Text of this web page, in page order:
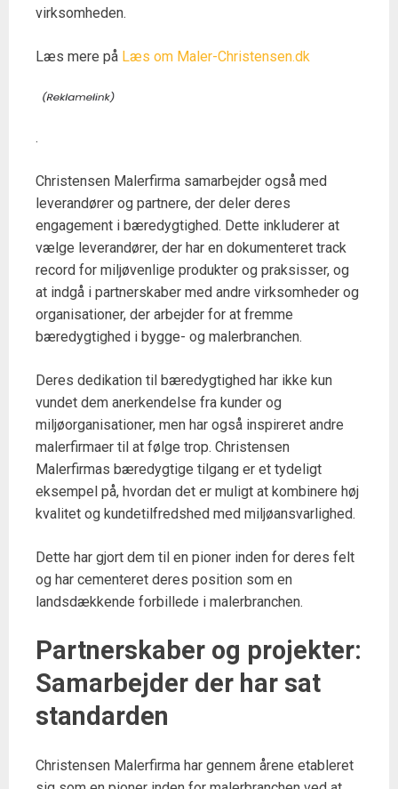
virksomheden.
Læs mere på Læs om Maler-Christensen.dk
.
Christensen Malerfirma samarbejder også med
leverandører og partnere, der deler deres
engagement i bæredygtighed. Dette inkluderer at
vælge leverandører, der har en dokumenteret track
record for miljøvenlige produkter og praksisser, og
at indgå i partnerskaber med andre virksomheder og
organisationer, der arbejder for at fremme
bæredygtighed i bygge- og malerbranchen.
Deres dedikation til bæredygtighed har ikke kun
vundet dem anerkendelse fra kunder og
miljøorganisationer, men har også inspireret andre
malerfirmaer til at følge trop. Christensen
Malerfirmas bæredygtige tilgang er et tydeligt
eksempel på, hvordan det er muligt at kombinere høj
kvalitet og kundetilfredshed med miljøansvarlighed.
Dette har gjort dem til en pioner inden for deres felt
og har cementeret deres position som en
landsdækkende forbillede i malerbranchen.
Partnerskaber og projekter:
Samarbejder der har sat
standarden
Christensen Malerfirma har gennem årene etableret